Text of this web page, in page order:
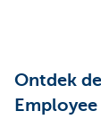
Ontdek